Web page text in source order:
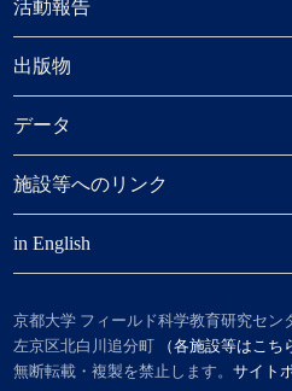
活動報告
出版物
データ
施設等へのリンク
in English
京都大学 フィールド科学教育研究セン
左京区北白川追分町
（各施設等はこち
無断転載・複製を禁止します。サイト